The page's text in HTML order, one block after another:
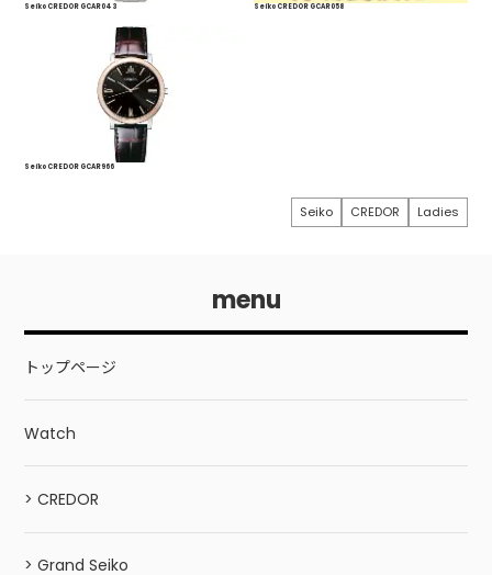
Seiko CREDOR GCAR043 Seiko CREDOR GCAR058
Seiko CREDOR GCAR966
Seiko CREDOR Ladies
menu
トップページ
Watch
> CREDOR
> Grand Seiko